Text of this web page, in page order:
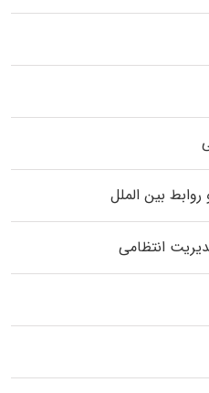
بین الملل
انتظامی